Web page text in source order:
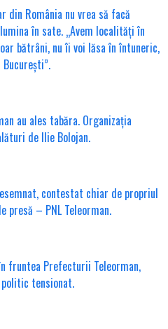
din România nu vrea să facă
în sate. „Avem localități în
bătrâni, nu îi voi lăsa în întuneric,
au ales tabăra. Organizația
de Ilie Bolojan.
contestat chiar de propriul
presă – PNL Teleorman.
fruntea Prefecturii Teleorman,
tensionat.